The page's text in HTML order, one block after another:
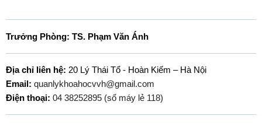
Trưởng Phòng: TS. Phạm Văn Ánh
Địa chỉ liên hệ: 20 Lý Thái Tổ - Hoàn Kiếm – Hà Nội
Email: quanlykhoahocvvh@gmail.com
Điện thoại: 04 38252895 (số máy lẻ 118)